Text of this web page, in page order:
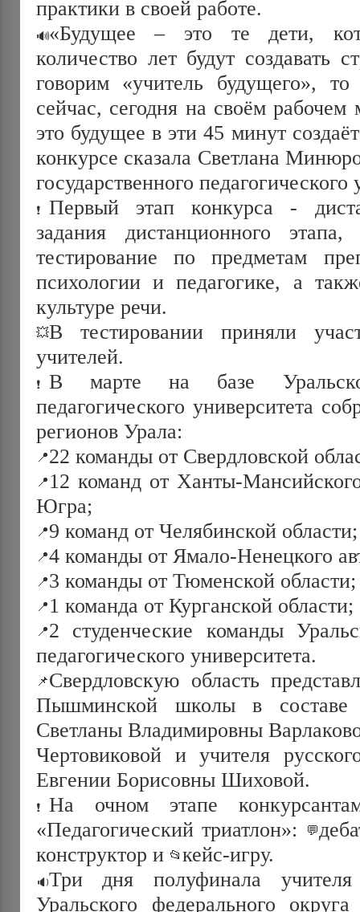
практики в своей работе.
«Будущее – это те дети,
количество лет будут
говорим «учитель будущего»,
сейчас, сегодня на своём
это будущее в эти 45 минут
конкурсе сказала Светлана
государственного педагогического
Первый этап конкурса -
задания дистанционного
тестирование по предметам
психологии и педагогике, а
культуре речи.
В тестировании приняли
учителей.
В марте на базе
педагогического университета
регионов Урала:
22 команды от Свердловской
12 команд от Ханты-
Югра;
9 команд от Челябинской области;
4 команды от Ямало-Ненецкого
3 команды от Тюменской области;
1 команда от Курганской области;
2 студенческие команды
педагогического университета.
Свердловскую область
Пышминской школы в составе
Светланы Владимировны
Чертовиковой и учителя
Евгении Борисовны Шиховой.
На очном этапе
«Педагогический триатлон»:
конструктор и
кейс-игру.
Три дня полуфинала
Уральского федерального